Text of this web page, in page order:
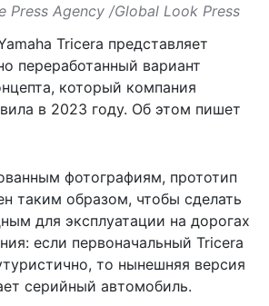
Agency /Global Look Press
Tricera представляет
переработанный вариант
который компания
в 2023 году. Об этом пишет
фотографиям, прототип
таким образом, чтобы сделать
для эксплуатации на дорогах
если первоначальный Tricera
то нынешняя версия
серийный автомобиль.